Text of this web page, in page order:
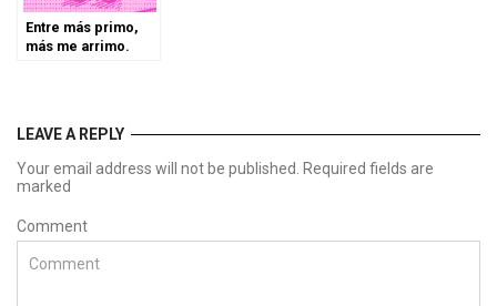
Entre más primo,
más me arrimo.
LEAVE A REPLY
Your email address will not be published. Required fields are
marked
Comment